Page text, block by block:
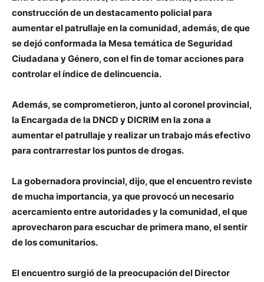
construcción de un destacamento policial para
aumentar el patrullaje en la comunidad, además, de que
se dejó conformada la Mesa temática de Seguridad
Ciudadana y Género, con el fin de tomar acciones para
controlar el índice de delincuencia.
Además, se comprometieron, junto al coronel provincial,
la Encargada de la DNCD y DICRIM en la zona a
aumentar el patrullaje y realizar un trabajo más efectivo
para contrarrestar los puntos de drogas.
La gobernadora provincial, dijo, que el encuentro reviste
de mucha importancia, ya que provocó un necesario
acercamiento entre autoridades y la comunidad, el que
aprovecharon para escuchar de primera mano, el sentir
de los comunitarios.
El encuentro surgió de la preocupación del Director